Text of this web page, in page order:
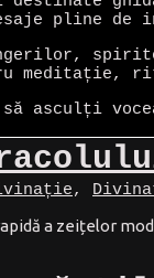
pline
meditație,
asculți
,
a zeițelor